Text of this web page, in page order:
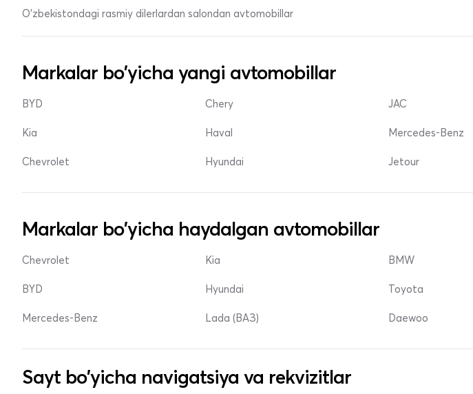
O'zbekistondagi rasmiy dilerlardan salondan avtomobillar
Markalar bo'yicha yangi avtomobillar
BYD
Kia
Chevrolet
Chery
Haval
Hyundai
JAC
Mercedes-Benz
Jetour
Markalar bo'yicha haydalgan avtomobillar
Chevrolet
BYD
Mercedes-Benz
Kia
Hyundai
Lada (ВАЗ)
BMW
Toyota
Daewoo
Sayt bo'yicha navigatsiya va rekvizitlar